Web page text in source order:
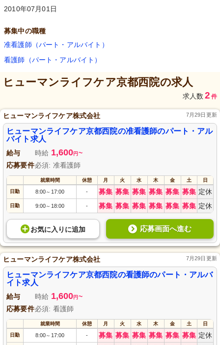
2010年07月01日
募集中の職種
准看護師（パート・アルバイト）
看護師（パート・アルバイト）
ヒューマンライフケア京都西院の求人
求人数 2 件
ヒューマンライフケア株式会社 7月29日更新
ヒューマンライフケア京都西院の准看護師のパート・アル
バイト求人
給与 時給 1,600円 ~
応募要件必須: 准看護師
就業時間 休憩 月 火 水 木 金 土 日
日勤 8:00～ 17:00 - 募集 募集 募集 募集 募集 募集 定休
日勤 9:00～ 18:00 - 募集 募集 募集 募集 募集 募集 定休
お気に入り に追加 応募画面へ進む
ヒューマンライフケア株式会社 7月29日更新
ヒューマンライフケア京都西院の看護師のパート・アルバ
イト求人
給与 時給 1,600円 ~
応募要件必須: 看護師
就業時間 休憩 月 火 水 木 金 土 日
日勤 8:00～ 17:00 - 募集 募集 募集 募集 募集 募集 定休